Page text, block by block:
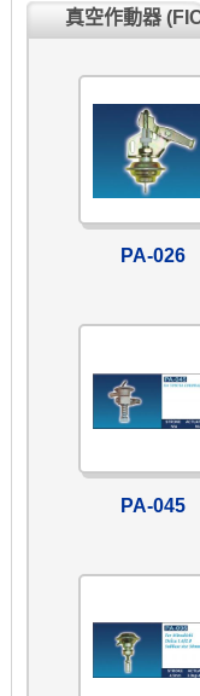
真空作動器
PA-026
PA-045